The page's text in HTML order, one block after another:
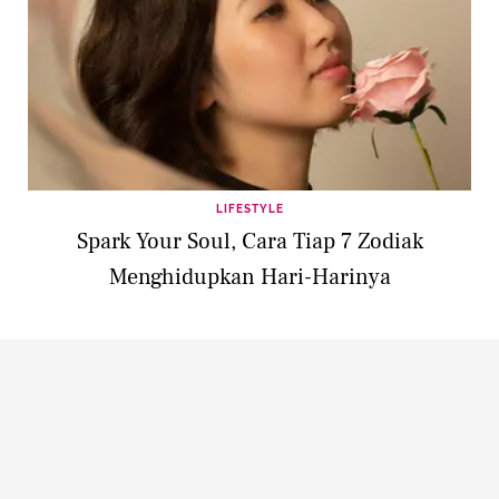
LIFESTYLE
Spark Your Soul, Cara Tiap 7 Zodiak
Menghidupkan Hari-Harinya